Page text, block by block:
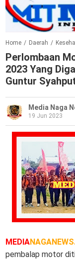
Home / Daerah /
Perlombaan
2023 Yang
Guntur
Media Naga
19 Jun 2023
MEDIA
pembalap motor